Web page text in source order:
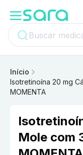
Início
Isotretinoína 20 mg
MOMENTA
Mole com